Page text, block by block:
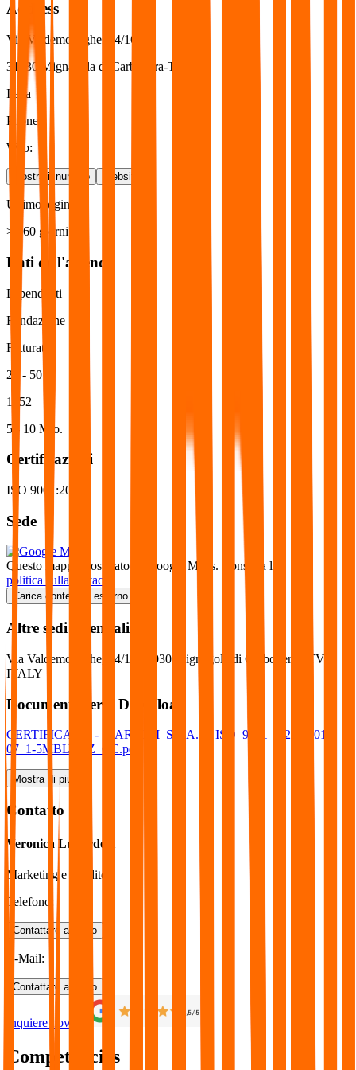
Address
Via Valdemoneghe, 14/16
31030
Mignagola di Carbonera-TV
Italia
Phone
Web:
Mostra il numero Website
Ultimo login
> 360 giorni
Dati dell'azienda
Dipendenti
Fondazione
Fatturato
20 - 50
1952
5 - 10 Mio.
Certificazioni
ISO 9001:2015
Sede
Questo mappa è ospitato su Google Maps. Consulta la
politica sulla privacy
Carica contenuto esterno
Altre sedi aziendali
Via Valdemoneghe, 14/16 31030 Mignagola di Carbonera - TV -
ITALY
Documenti per il Download
CERTIFICATO_-_NARDINI_S.p.A._-_ISO_9001_-_2019-01-
07_1-5MBLYDZ_CC.pdf
Mostra di più
Contatto
Veronica Lunardelli
Marketing e vendite
Telefono :
Contattare adesso
E-Mail:
Contattare adesso
Inquiere now
Competencies